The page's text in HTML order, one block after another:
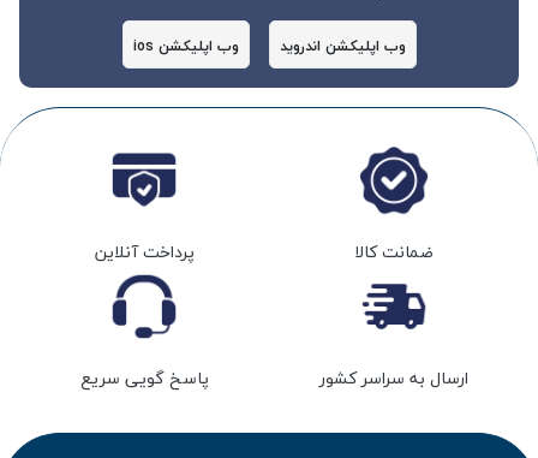
وب اپلیکشن اندروید وب اپلیکشن ios
ضمانت کالا پرداخت آنلاین
ارسال به سراسر کشور پاسخ گویی سریع